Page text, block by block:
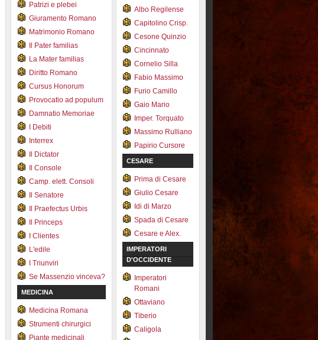
Patrizi e plebei
Giuramento Romano
Matrimonio Romano
Il Pater familias
La Mater familias
Diritto Romano
Cursus Honorum
Provocatio ad populum
Damnatio Memoriae
I Debiti
Interrex
Il Dictator
Il Console
Camp. elett. Consoli
Il Senatore
Il Praefectus Urbis
Il Princeps
I Clientes
L'edile
I Triunviri
Se Massenzio vinceva?
MEDICINA
Medicina Romana
Strumenti chirurgici
Piante medicinali
Albo Regilense
Capitolino Crisp.
Cesone Quinzio
Cincinnato
Cornelio Silla
Fabio Massimo
Furio Camillo
Gaio Mario
Imper. Torquato
Massimo Rulliano
Papirio Cursore
CESARE
Prima di Cesare
Giulio Cesare
Idi di Marzo
Spada di Cesare
Cesare e Alex.
IMPERATORI
D'OCCIDENTE
Imperatori
Romani
Ottaviano
Tiberio
Caligola